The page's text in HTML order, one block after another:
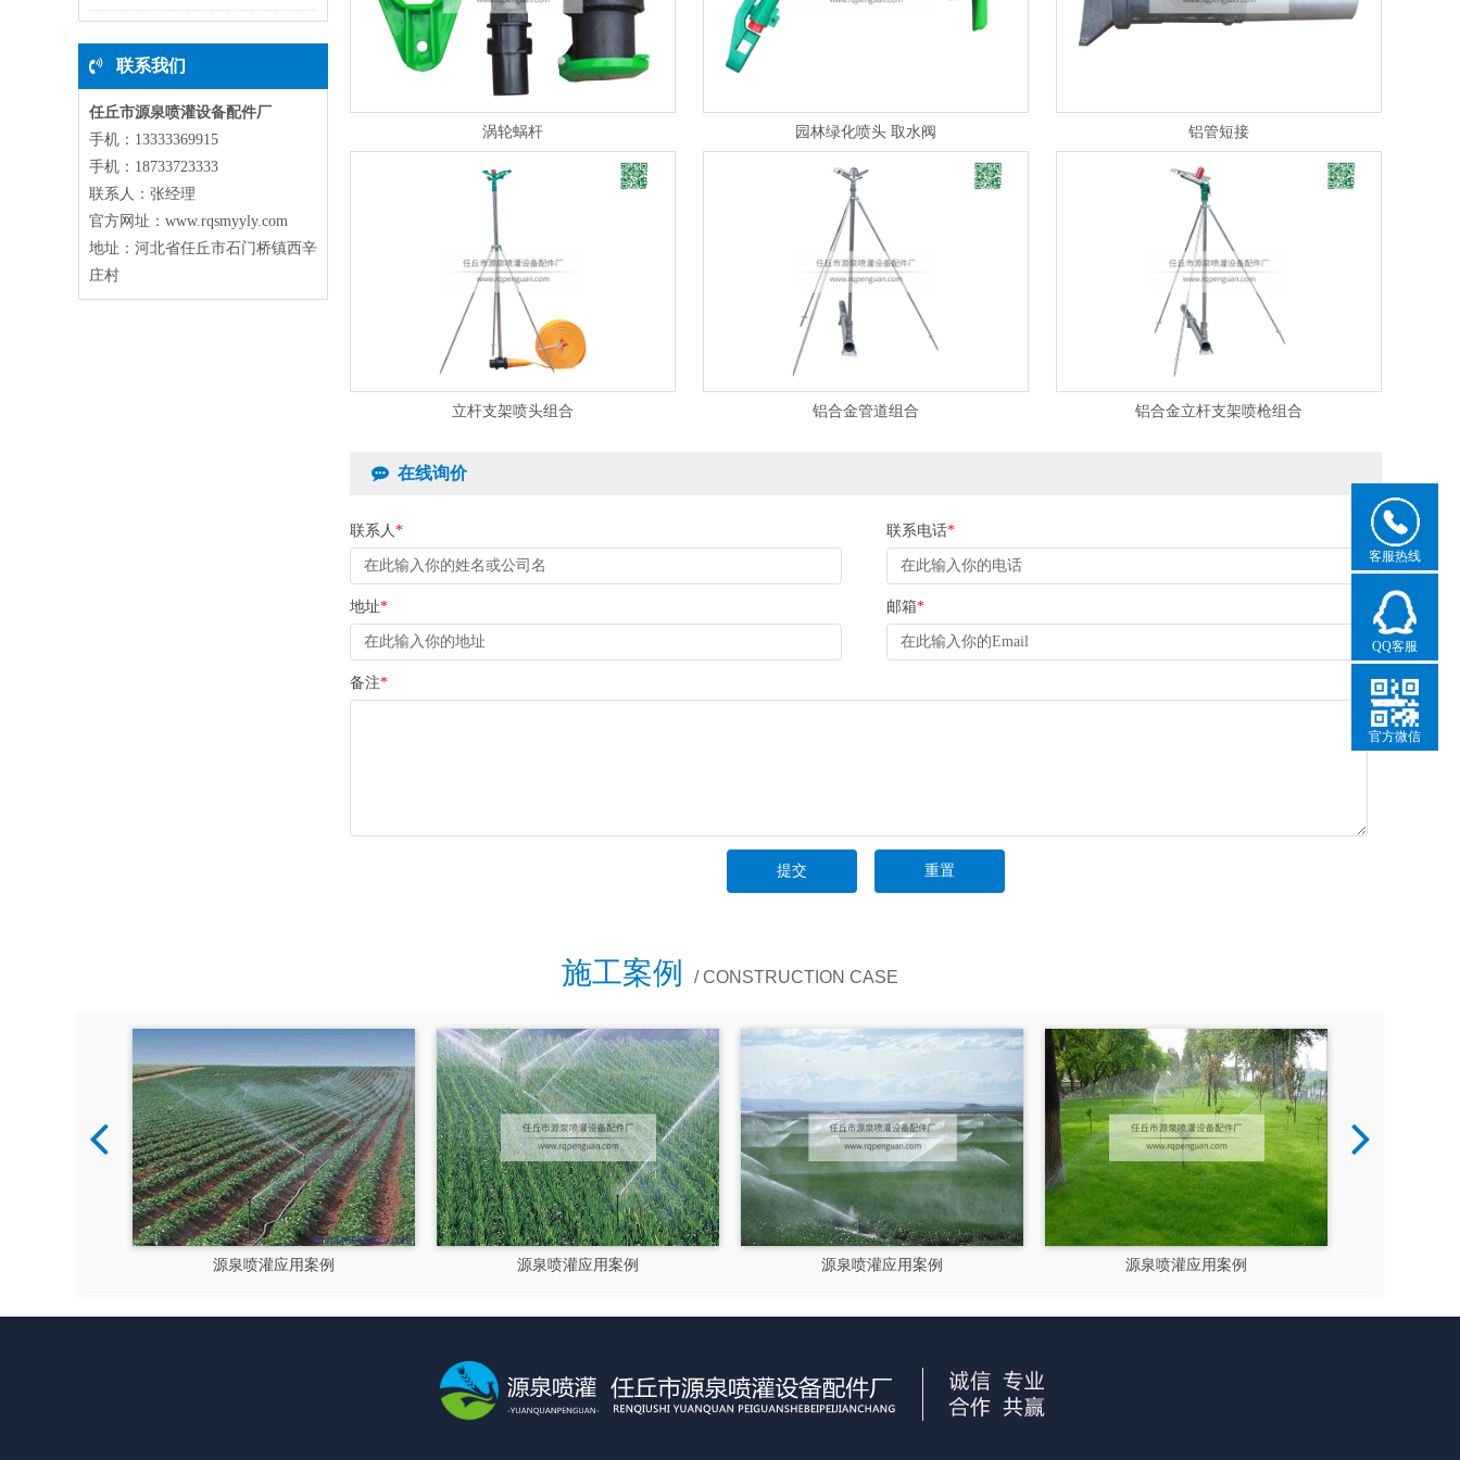
联系我们
任丘市源泉喷灌设备配件厂
手机：13333369915
手机：18733723333
联系人：张经理
官方网址：www.rqsmyyly.com
地址：河北省任丘市石门桥镇西辛
庄村
涡轮蜗杆 园林绿化喷头 取水阀 铝管短接
立杆支架喷头组合 铝合金管道组合 铝合金立杆支架喷枪组合
在线询价
联系人* 联系电话*
地址* 邮箱*
备注*
施工案例 / CONSTRUCTION CASE
源泉喷灌应用案例 源泉喷灌应用案例 源泉喷灌应用案例 源泉喷灌应用案例
客服热线
QQ客服
官方微信